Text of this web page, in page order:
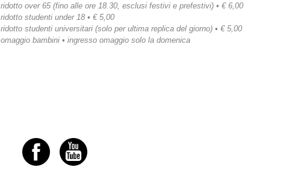
ridotto over 65 (fino alle ore 18.30, esclusi festivi e prefestivi) • € 6,00
ridotto studenti under 18 • € 5,00
ridotto studenti universitari (solo per ultima replica del giorno) • € 5,00
omaggio bambini • ingresso omaggio solo la domenica